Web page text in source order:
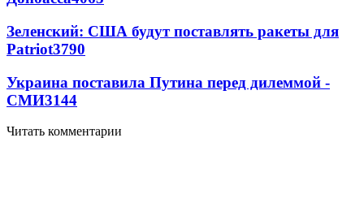
Зеленский: США будут поставлять ракеты для
Patriot3790
Украина поставила Путина перед дилеммой -
СМИ3144
Читать комментарии